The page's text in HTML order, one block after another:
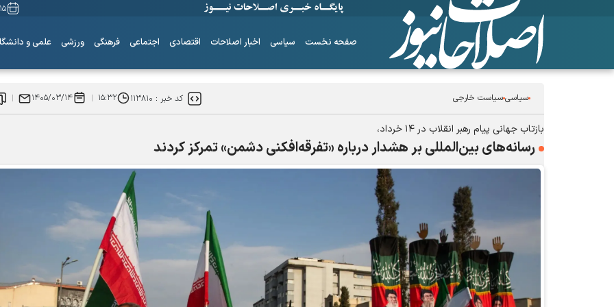
۱۵ مرداد ۱۴۰۵
صفحه نخست سیاسی اخبار اصلاحات اقتصادی اجتماعی فرهنگی ورزشی علمی و
سیاسیسیاست خارجی کد خبر : ۱۱۳۸۱۰ ۱۵:۳۲ ۱۴۰۵/۰۳/۱۴
بازتاب جهانی پیام رهبر انقلاب در ۱۴ خرداد،
رسانه‌های بین‌المللی بر هشدار درباره «تفرقه‌افکنی دشمن» تمرکز کردند
ساز‌های همیشه ناکوک!